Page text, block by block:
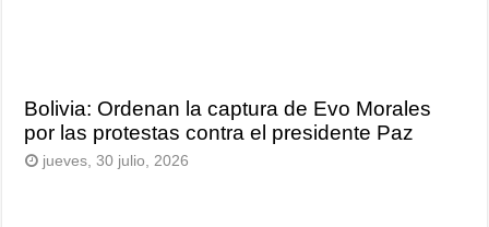
Bolivia: Ordenan la captura de Evo Morales
por las protestas contra el presidente Paz
jueves, 30 julio, 2026